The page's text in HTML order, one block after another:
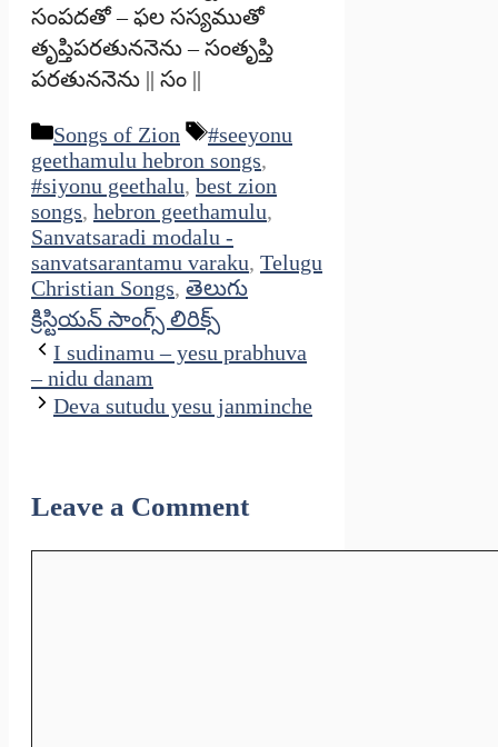
సంపదతో – ఫల సస్యముతో
తృప్తిపరతుననెను – సంతృప్తి
పరతుననెను || సం ||
Categories
Songs of Zion Tags
#seeyonu
geethamulu hebron songs,
#siyonu geethalu, best zion
songs, hebron geethamulu,
Sanvatsaradi modalu -
sanvatsarantamu varaku, Telugu
Christian Songs, తెలుగు
క్రిస్టియన్ సాంగ్స్ లిరిక్స్
I sudinamu – yesu prabhuva
– nidu danam
Deva sutudu yesu janminche
Leave a Comment